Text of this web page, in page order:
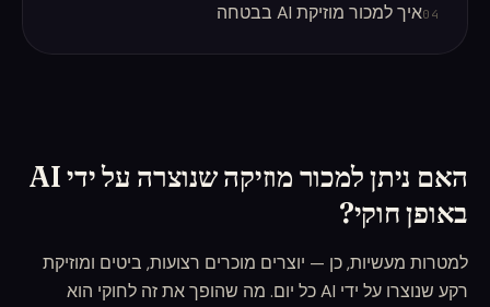
04איך למכור מוזיקת AI בבטחה
האם ניתן למכור מוזיקה שנוצרה על ידי AI
באופן חוקי?
למטרות מעשיות, כן — יוצרים מוכרים רצועות, ביטים ומוזיקת
רקע שנוצרו על ידי AI כל יום. מה שהופך את זה לחוקי הוא